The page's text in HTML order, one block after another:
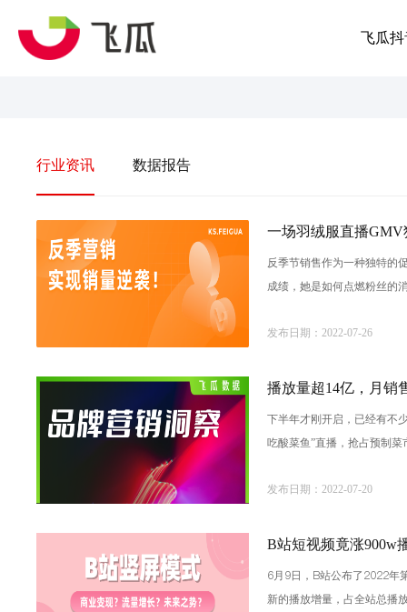
飞瓜抖
行业资讯 数据报告
一场羽绒服直播GMV
反季节销售作为一种独特的
成绩，她是如何点燃粉丝的
发布日期：2022-07-26
播放量超14亿，月销
下半年才刚开启，已经有不
吃酸菜鱼”直播，抢占预制
发布日期：2022-07-20
B站短视频竟涨900w
6月9日，B站公布了2022年
新的播放增量，占全站总播